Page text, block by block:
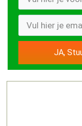
JA,